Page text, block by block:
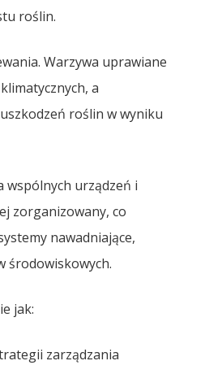
roślin.
Warzywa uprawiane
a
roślin w wyniku
wspólnych urządzeń i
zorganizowany, co
nawadniające,
środowiskowych.
jak:
zarządzania